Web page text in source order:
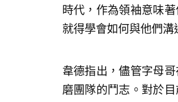
時代，作為領袖意味
就得學會如何與他們溝
韋德指出，儘管字母
磨團隊的鬥志。對於